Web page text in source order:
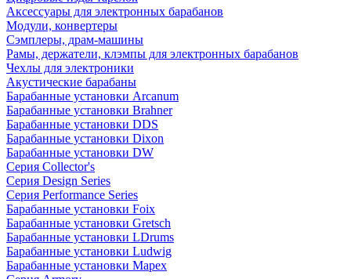
Аксессуары для электронных барабанов
Модули, конвертеры
Сэмплеры, драм-машины
Рамы, держатели, клэмпы для электронных барабанов
Чехлы для электроники
Акустические барабаны
Барабанные установки Arcanum
Барабанные установки Brahner
Барабанные установки DDS
Барабанные установки Dixon
Барабанные установки DW
Серия Collector's
Серия Design Series
Серия Performance Series
Барабанные установки Foix
Барабанные установки Gretsch
Барабанные установки LDrums
Барабанные установки Ludwig
Барабанные установки Mapex